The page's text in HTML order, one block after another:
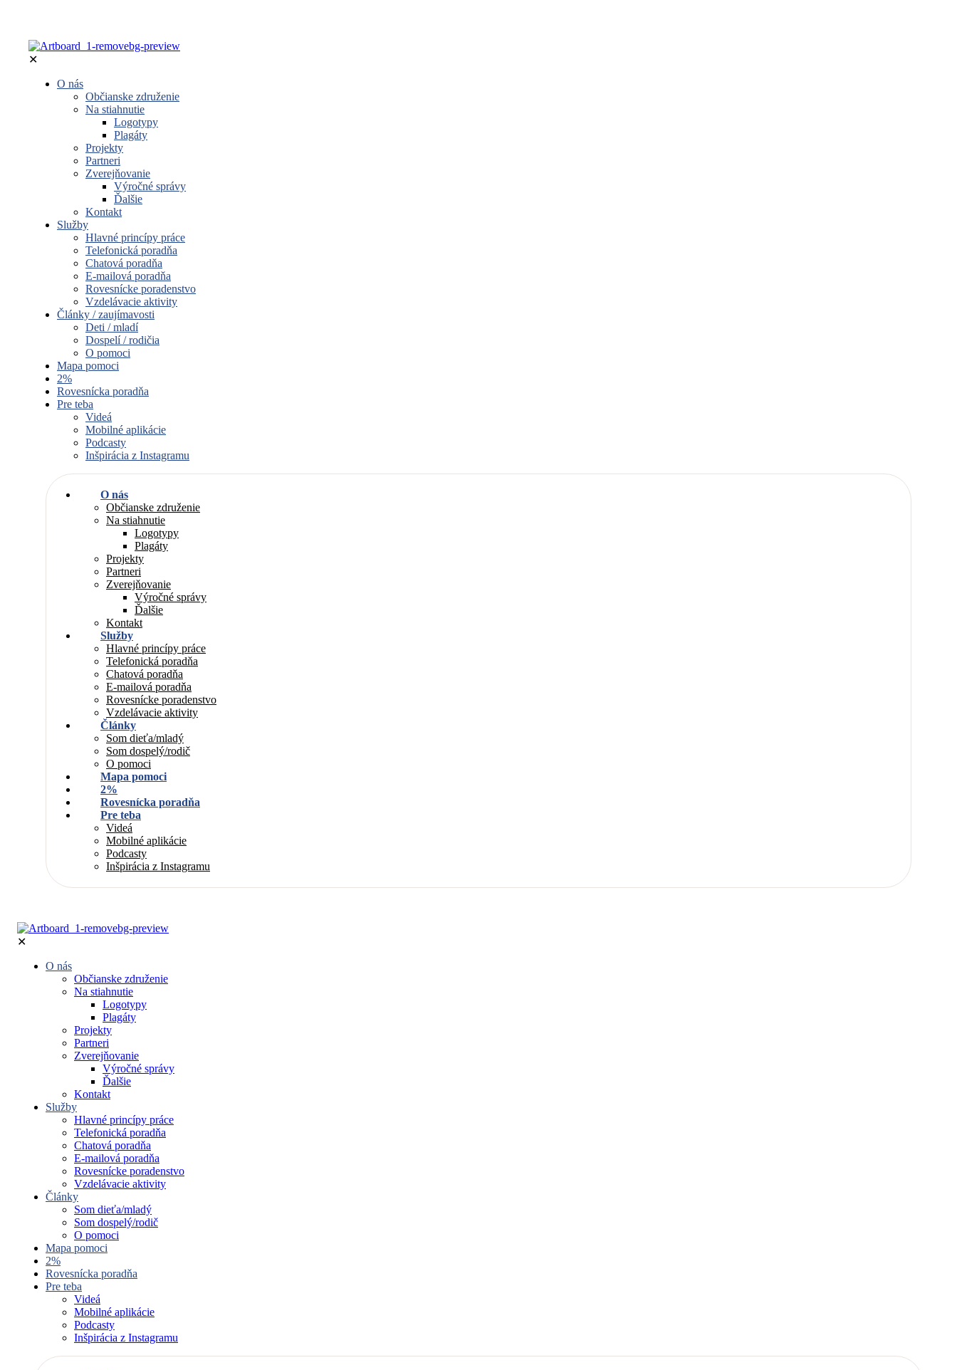
✕
O nás
Občianske združenie
Na stiahnutie
Logotypy
Plagáty
Projekty
Partneri
Zverejňovanie
Výročné správy
Ďalšie
Kontakt
Služby
Hlavné princípy práce
Telefonická poradňa
Chatová poradňa
E-mailová poradňa
Rovesnícke poradenstvo
Vzdelávacie aktivity
Články / zaujímavosti
Deti / mladí
Dospelí / rodičia
O pomoci
Mapa pomoci
2%
Rovesnícka poradňa
Pre teba
Videá
Mobilné aplikácie
Podcasty
Inšpirácia z Instagramu
O nás
Občianske združenie
Na stiahnutie
Logotypy
Plagáty
Projekty
Partneri
Zverejňovanie
Výročné správy
Ďalšie
Kontakt
Služby
Hlavné princípy práce
Telefonická poradňa
Chatová poradňa
E-mailová poradňa
Rovesnícke poradenstvo
Vzdelávacie aktivity
Články
Som dieťa/mladý
Som dospelý/rodič
O pomoci
Mapa pomoci
2%
Rovesnícka poradňa
Pre teba
Videá
Mobilné aplikácie
Podcasty
Inšpirácia z Instagramu
✕
O nás
Občianske združenie
Na stiahnutie
Logotypy
Plagáty
Projekty
Partneri
Zverejňovanie
Výročné správy
Ďalšie
Kontakt
Služby
Hlavné princípy práce
Telefonická poradňa
Chatová poradňa
E-mailová poradňa
Rovesnícke poradenstvo
Vzdelávacie aktivity
Články
Som dieťa/mladý
Som dospelý/rodič
O pomoci
Mapa pomoci
2%
Rovesnícka poradňa
Pre teba
Videá
Mobilné aplikácie
Podcasty
Inšpirácia z Instagramu